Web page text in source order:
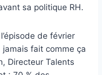
sa politique RH.
de février
jamais fait comme ça
Directeur Talents